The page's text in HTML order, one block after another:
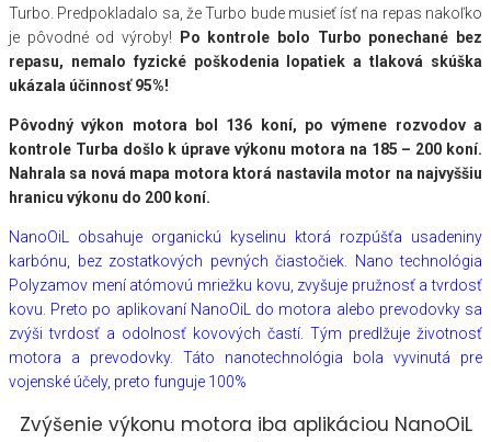
Turbo. Predpokladalo sa, že Turbo bude musieť ísť na repas nakoľko
je pôvodné od výroby!
Po kontrole bolo Turbo ponechané bez
repasu, nemalo fyzické poškodenia lopatiek a tlaková skúška
ukázala účinnosť 95%!
Pôvodný výkon motora bol 136 koní, po výmene rozvodov a
kontrole Turba došlo k úprave výkonu motora na 185 – 200 koní.
Nahrala sa nová mapa motora ktorá nastavila motor na najvyššiu
hranicu výkonu do 200 koní.
NanoOiL obsahuje organickú kyselinu ktorá rozpúšťa usadeniny
karbónu, bez zostatkových pevných čiastočiek. Nano technológia
Polyzamov mení atómovú mriežku kovu, zvyšuje pružnosť a tvrdosť
kovu. Preto po aplikovaní NanoOiL do motora alebo prevodovky sa
zvýši tvrdosť a odolnosť kovových častí. Tým predlžuje životnosť
motora a prevodovky. Táto nanotechnológia bola vyvinutá pre
vojenské účely, preto funguje 100%
Zvýšenie výkonu motora iba aplikáciou NanoOiL